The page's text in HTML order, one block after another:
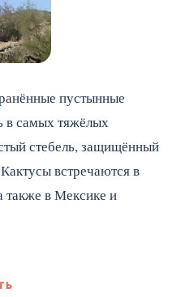
пустынные
в самых тяжёлых
стебель, защищённый
встречаются в
в Мексике и